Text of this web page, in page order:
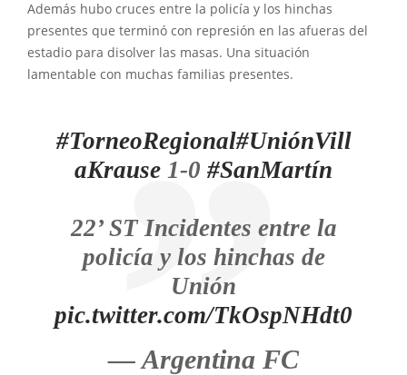
Además hubo cruces entre la policía y los hinchas
presentes que terminó con represión en las afueras del
estadio para disolver las masas. Una situación
lamentable con muchas familias presentes.
#TorneoRegional#UniónVill
aKrause 1-0 #SanMartín
22’ ST Incidentes entre la
policía y los hinchas de
Unión
pic.twitter.com/TkOspNHdt0
— Argentina FC